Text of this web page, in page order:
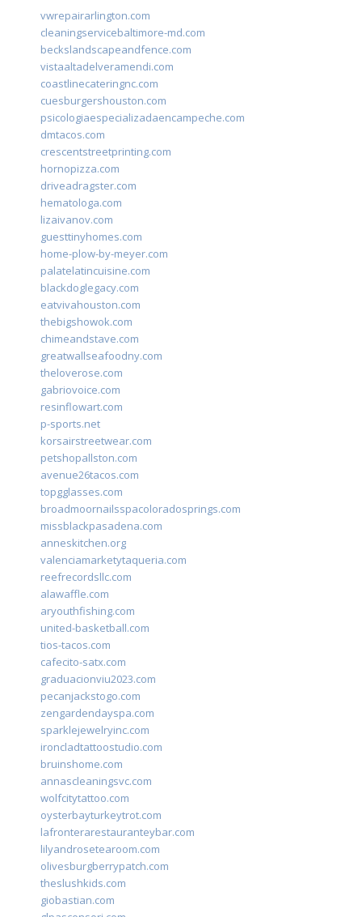
vwrepairarlington.com
cleaningservicebaltimore-md.com
beckslandscapeandfence.com
vistaaltadelveramendi.com
coastlinecateringnc.com
cuesburgershouston.com
psicologiaespecializadaencampeche.com
dmtacos.com
crescentstreetprinting.com
hornopizza.com
driveadragster.com
hematologa.com
lizaivanov.com
guesttinyhomes.com
home-plow-by-meyer.com
palatelatincuisine.com
blackdoglegacy.com
eatvivahouston.com
thebigshowok.com
chimeandstave.com
greatwallseafoodny.com
theloverose.com
gabriovoice.com
resinflowart.com
p-sports.net
korsairstreetwear.com
petshopallston.com
avenue26tacos.com
topgglasses.com
broadmoornailsspacoloradosprings.com
missblackpasadena.com
anneskitchen.org
valenciamarketytaqueria.com
reefrecordsllc.com
alawaffle.com
aryouthfishing.com
united-basketball.com
tios-tacos.com
cafecito-satx.com
graduacionviu2023.com
pecanjackstogo.com
zengardendayspa.com
sparklejewelryinc.com
ironcladtattoostudio.com
bruinshome.com
annascleaningsvc.com
wolfcitytattoo.com
oysterbayturkeytrot.com
lafronterarestauranteybar.com
lilyandrosetearoom.com
olivesburgberrypatch.com
theslushkids.com
giobastian.com